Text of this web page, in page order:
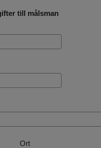
till målsman
till målsman
Ort